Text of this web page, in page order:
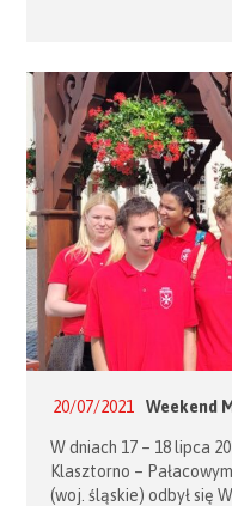
20/07/2021 Weekend
W dniach 17 – 18 lipca
Klasztorno –
(woj. śląskie) odbył się